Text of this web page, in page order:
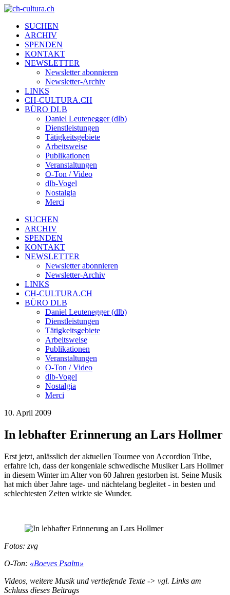
SUCHEN
ARCHIV
SPENDEN
KONTAKT
NEWSLETTER
Newsletter abonnieren
Newsletter-Archiv
LINKS
CH-CULTURA.CH
BÜRO DLB
Daniel Leutenegger (dlb)
Dienstleistungen
Tätigkeitsgebiete
Arbeitsweise
Publikationen
Veranstaltungen
O-Ton / Video
dlb-Vogel
Nostalgia
Merci
SUCHEN
ARCHIV
SPENDEN
KONTAKT
NEWSLETTER
Newsletter abonnieren
Newsletter-Archiv
LINKS
CH-CULTURA.CH
BÜRO DLB
Daniel Leutenegger (dlb)
Dienstleistungen
Tätigkeitsgebiete
Arbeitsweise
Publikationen
Veranstaltungen
O-Ton / Video
dlb-Vogel
Nostalgia
Merci
10. April 2009
In lebhafter Erinnerung an Lars Hollmer
Erst jetzt, anlässlich der aktuellen Tournee von Accordion Tribe,
erfahre ich, dass der kongeniale schwedische Musiker Lars Hollmer
in diesem Winter im Alter von 60 Jahren gestorben ist. Seine Musik
hat mich über Jahre tage- und nächtelang begleitet - in besten und
schlechtesten Zeiten wirkte sie Wunder.
Fotos: zvg
O-Ton: «Boeves Psalm»
Videos, weitere Musik und vertiefende Texte -> vgl. Links am
Schluss dieses Beitrags